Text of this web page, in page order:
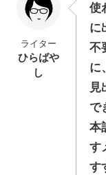
ライター
ひらばや
し
使
に
不
に
見
で
本
す
す